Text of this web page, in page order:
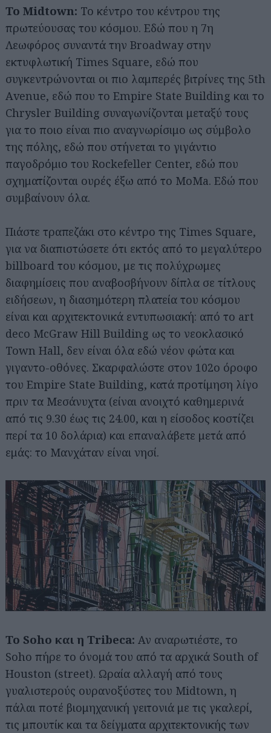
Το Midtown: Το κέντρο του κέντρου της
πρωτεύουσας του κόσμου. Εδώ που η 7η
Λεωφόρος συναντά την Broadway στην
εκτυφλωτική Times Square, εδώ που
συγκεντρώνονται οι πιο λαμπερές βιτρίνες της 5th
Αvenue, εδώ που το Empire State Building και το
Chrysler Building συναγωνίζονται μεταξύ τους
για το ποιο είναι πιο αναγνωρίσιμο ως σύμβολο
της πόλης, εδώ που στήνεται το γιγάντιο
παγοδρόμιο του Rockefeller Center, εδώ που
σχηματίζονται ουρές έξω από το MoMa. Εδώ που
συμβαίνουν όλα.
Πιάστε τραπεζάκι στο κέντρο της Times Square,
για να διαπιστώσετε ότι εκτός από το μεγαλύτερο
billboard του κόσμου, με τις πολύχρωμες
διαφημίσεις που αναβοσβήνουν δίπλα σε τίτλους
ειδήσεων, η διασημότερη πλατεία του κόσμου
είναι και αρχιτεκτονικά εντυπωσιακή: από το art
deco McGraw Hill Building ως το νεοκλασικό
Town Hall, δεν είναι όλα εδώ νέον φώτα και
γιγαντο-οθόνες. Σκαρφαλώστε στον 102ο όροφο
του Empire State Building, κατά προτίμηση λίγο
πριν τα Μεσάνυχτα (είναι ανοιχτό καθημερινά
από τις 9.30 έως τις 24.00, και η είσοδος κοστίζει
περί τα 10 δολάρια) και επαναλάβετε μετά από
εμάς: το Μανχάταν είναι νησί.
Το Soho και η Tribeca: Αν αναρωτιέστε, το
Soho πήρε το όνομά του από τα αρχικά South of
Houston (street). Ωραία αλλαγή από τους
γυαλιστερούς ουρανοξύστες του Midtown, η
πάλαι ποτέ βιομηχανική γειτονιά με τις γκαλερί,
τις μπουτίκ και τα δείγματα αρχιτεκτονικής των